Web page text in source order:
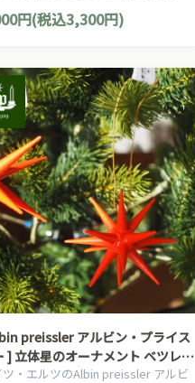
カントリー・スタイルのクリスマ
円(税込3,300円)
preissler アルビン・プライス
] 立体星のオーナメント ベツレヘ
星 赤い星 立体 小 3D 木製オーナ
ツ・エルツのAlbin preissler アルビ